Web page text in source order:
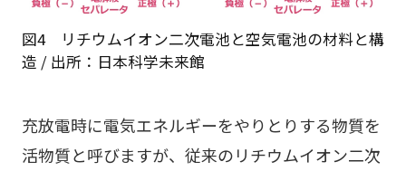
図4 リチウムイオン二次電池と空気電池の材料と構
造 / 出所：日本科学未来館
充放電時に電気エネルギーをやりとりする物質を
活物質と呼びますが、従来のリチウムイオン二次